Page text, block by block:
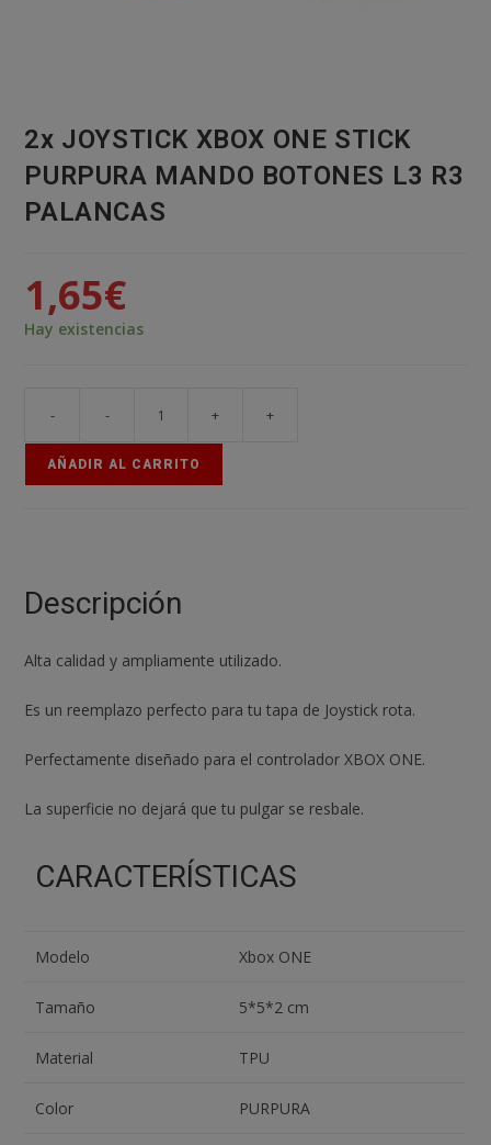
2x JOYSTICK XBOX ONE STICK
PURPURA MANDO BOTONES L3 R3
PALANCAS
1,65€
Hay existencias
-
PALANCAS
- + +
AÑADIR AL CARRITO
Descripción
Alta calidad y ampliamente utilizado.
Es un reemplazo perfecto para tu tapa de Joystick rota.
Perfectamente diseñado para el controlador XBOX ONE.
La superficie no dejará que tu pulgar se resbale.
CARACTERÍSTICAS
Modelo Xbox ONE
Tamaño 5*5*2 cm
Material TPU
Color PURPURA